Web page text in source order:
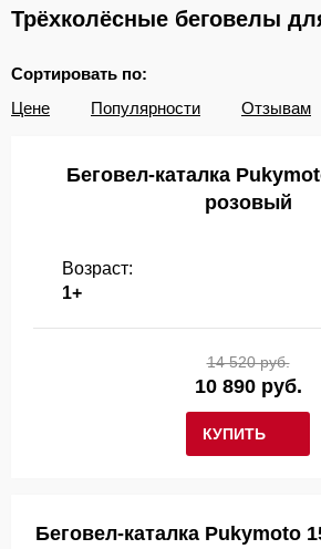
Трёхколёсные беговелы
Сортировать по:
Цене
Популярности Отзывам
Беговел-каталка
розовый
Возраст:
1+
КУПИТЬ
14 520 руб.
10 890 руб.
Беговел-каталка Pukymoto